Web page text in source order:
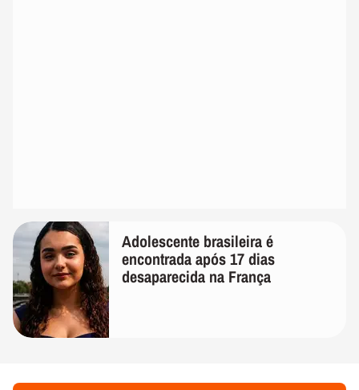
Adolescente brasileira é
encontrada após 17 dias
desaparecida na França